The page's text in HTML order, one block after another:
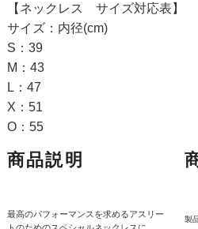
【ネックレス サイズ対応表】
サイズ：内径(cm)
S：39
M：43
L：47
X：51
O：55
商品説明
最高のパフォーマンスを求めるアスリー
製